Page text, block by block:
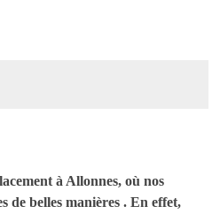
à Allonnes, où nos
de belles manières . En effet,